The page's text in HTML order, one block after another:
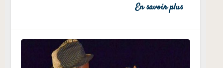
En savoir plus